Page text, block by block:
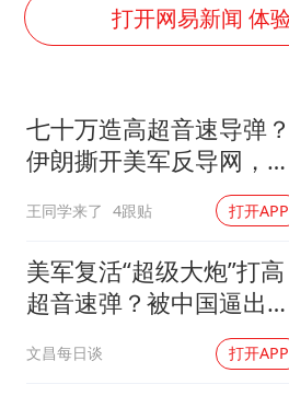
戚薇谈把脸
多个明星
习近平心
打开网易新闻 体
七十万造高超音速导弹？
伊朗撕开美军反导网，炸
王同学来了 4跟贴 打开APP
美军复活“超级大炮”打高
超音速弹？被中国逼出来
文昌每日谈 打开APP